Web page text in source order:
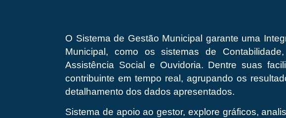
O Sistema de Gestão Municipal garante uma
Municipal, como os sistemas de
Assistência Social e Ouvidoria. Dentre suas
contribuinte em tempo real, agrupando os
detalhamento dos dados apresentados.
Sistema de apoio ao gestor, explore gráficos,